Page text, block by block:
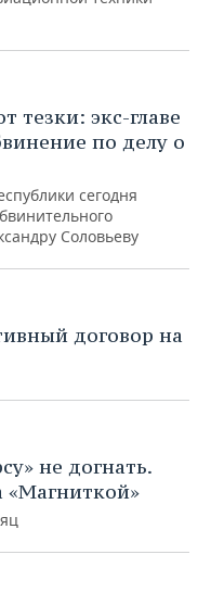
тезки: экс-главе
по делу о
сегодня
Соловьеву
договор на
не догнать.
«Магниткой»